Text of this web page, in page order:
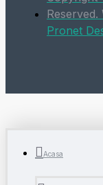
Reserved.
Pronet
Acasa